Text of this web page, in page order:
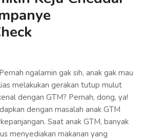
ngalamin gak sih, anak gak mau
melakukan gerakan tutup mulut
dengan GTM? Pernah, dong, ya!
dengan masalah anak GTM
Saat anak GTM, banyak
menyediakan makanan yang